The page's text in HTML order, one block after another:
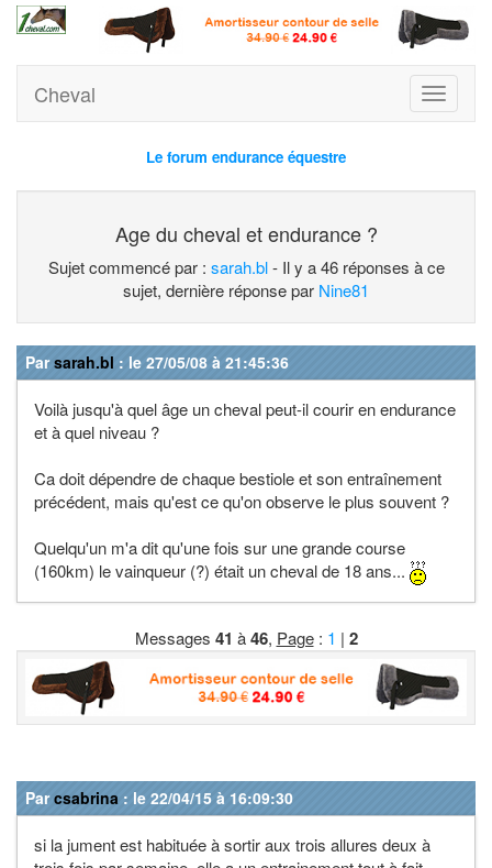
Toggle
Cheval
Le forum endurance équestre
Age du cheval et endurance ?
Sujet commencé par : sarah.bl- Il y a 46 réponses à ce
sujet, dernière réponse par Nine81
Parsarah.bl : le 27/05/08 à 21:45:36
Voilà jusqu'à quel âge un cheval peut-il courir en endurance
et à quel niveau ?
Ca doit dépendre de chaque bestiole et son entraînement
précédent, mais qu'est ce qu'on observe le plus souvent ?
Quelqu'un m'a dit qu'une fois sur une grande course
(160km) le vainqueur (?) était un cheval de 18 ans...
Messages 41 à46, Page: 1 | 2
Parcsabrina : le 22/04/15 à 16:09:30
si la jument est habituée à sortir aux trois allures deux à